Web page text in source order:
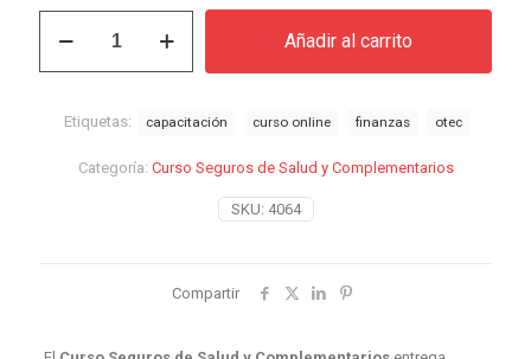
original
era:
actual
Seguros
Complementarios
Añadir al carrito
SKU: 4064
Categoría: Curso Seguros de Salud y Complementarios
Etiquetas: capacitación curso online finanzas otec
Compartir